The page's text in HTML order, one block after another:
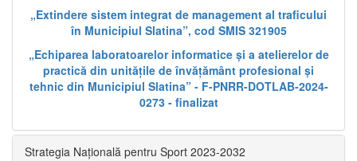
„Extindere sistem integrat de management al traficului
în Municipiul Slatina”, cod SMIS 321905
„Echiparea laboratoarelor informatice și a atelierelor de
practică din unitățile de învățământ profesional și
tehnic din Municipiul Slatina” - F-PNRR-DOTLAB-2024-
0273 - finalizat
Strategia Națională pentru Sport 2023-2032